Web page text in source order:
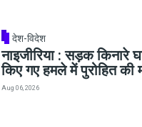
देश-विदेश
नाइजीरिया : सड़क किनारे
किए गए हमले में पुरोहित की
Aug 06, 2026